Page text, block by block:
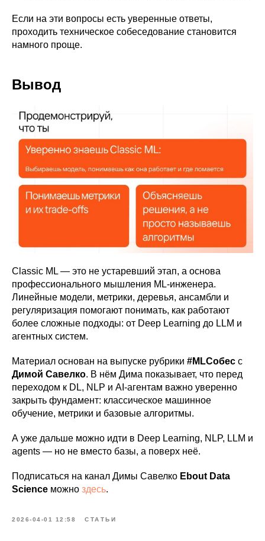
Если на эти вопросы есть уверенные ответы,
проходить техническое собеседование становится
намного проще.
Вывод
Classic ML — это не устаревший этап, а основа
профессионального мышления ML-инженера.
Линейные модели, метрики, деревья, ансамбли и
регуляризация помогают понимать, как работают
более сложные подходы: от Deep Learning до LLM и
агентных систем.
Материал основан на выпуске рубрики #MLСобес с
Димой Савелко. В нём Дима показывает, что перед
переходом к DL, NLP и AI-агентам важно уверенно
закрыть фундамент: классическое машинное
обучение, метрики и базовые алгоритмы.
А уже дальше можно идти в Deep Learning, NLP, LLM и
agents — но не вместо базы, а поверх неё.
Подписаться на канал Димы Савелко Ebout Data
Science можно здесь.
2026-04-01 12:58 СТАТЬИ